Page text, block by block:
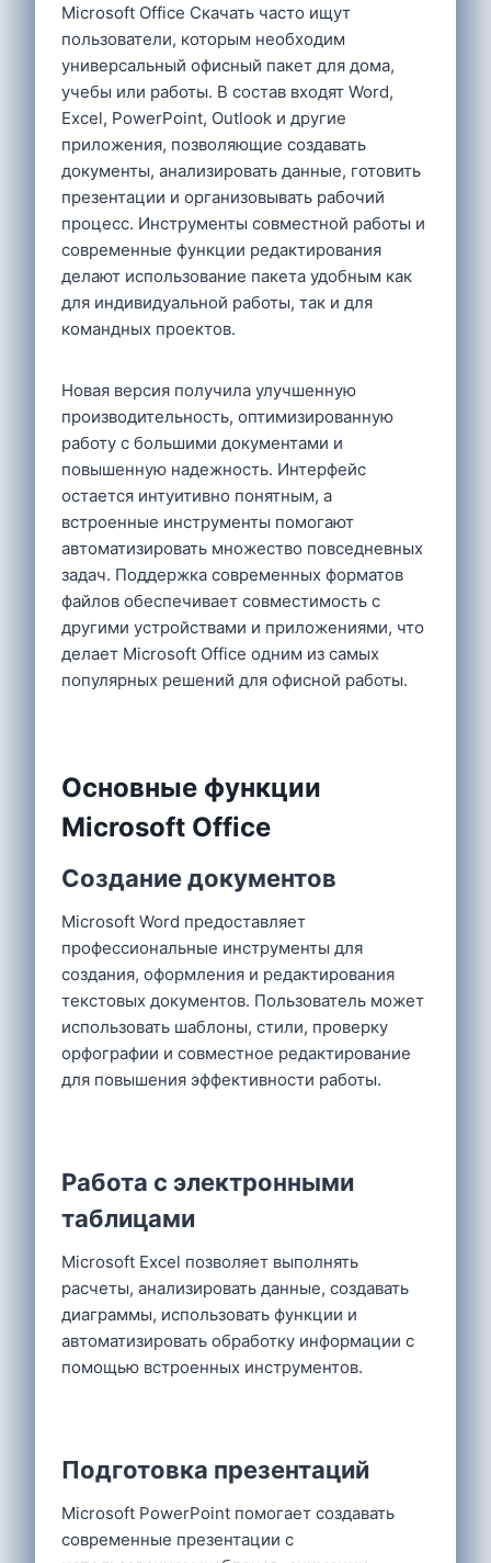
Microsoft Office Скачать часто ищут
пользователи, которым необходим
универсальный офисный пакет для дома,
учебы или работы. В состав входят Word,
Excel, PowerPoint, Outlook и другие
приложения, позволяющие создавать
документы, анализировать данные, готовить
презентации и организовывать рабочий
процесс. Инструменты совместной работы и
современные функции редактирования
делают использование пакета удобным как
для индивидуальной работы, так и для
командных проектов.
Новая версия получила улучшенную
производительность, оптимизированную
работу с большими документами и
повышенную надежность. Интерфейс
остается интуитивно понятным, а
встроенные инструменты помогают
автоматизировать множество повседневных
задач. Поддержка современных форматов
файлов обеспечивает совместимость с
другими устройствами и приложениями, что
делает Microsoft Office одним из самых
популярных решений для офисной работы.
Основные функции
Microsoft Office
Создание документов
Microsoft Word предоставляет
профессиональные инструменты для
создания, оформления и редактирования
текстовых документов. Пользователь может
использовать шаблоны, стили, проверку
орфографии и совместное редактирование
для повышения эффективности работы.
Работа с электронными
таблицами
Microsoft Excel позволяет выполнять
расчеты, анализировать данные, создавать
диаграммы, использовать функции и
автоматизировать обработку информации с
помощью встроенных инструментов.
Подготовка презентаций
Microsoft PowerPoint помогает создавать
современные презентации с